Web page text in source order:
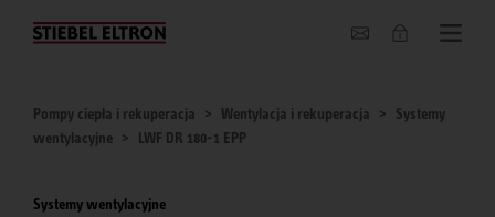
O nas
Pompy ciepła i rekuperacja Wentylacja i rekuperacja
Systemy
wentylacyjne
LWF DR 180-1 EPP
Systemy wentylacyjne